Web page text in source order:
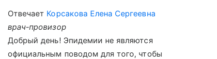
Отвечает Корсакова Елена Сергеевна
врач-провизор
Добрый день! Эпидемии не являются
официальным поводом для того, чтобы